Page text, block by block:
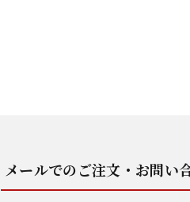
メールでのご注文・お問い